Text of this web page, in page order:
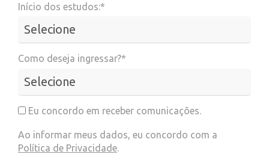
Início dos estudos:*
Como deseja ingressar?*
Eu concordo em receber comunicações.
Ao informar meus dados, eu concordo com a
Política de Privacidade.